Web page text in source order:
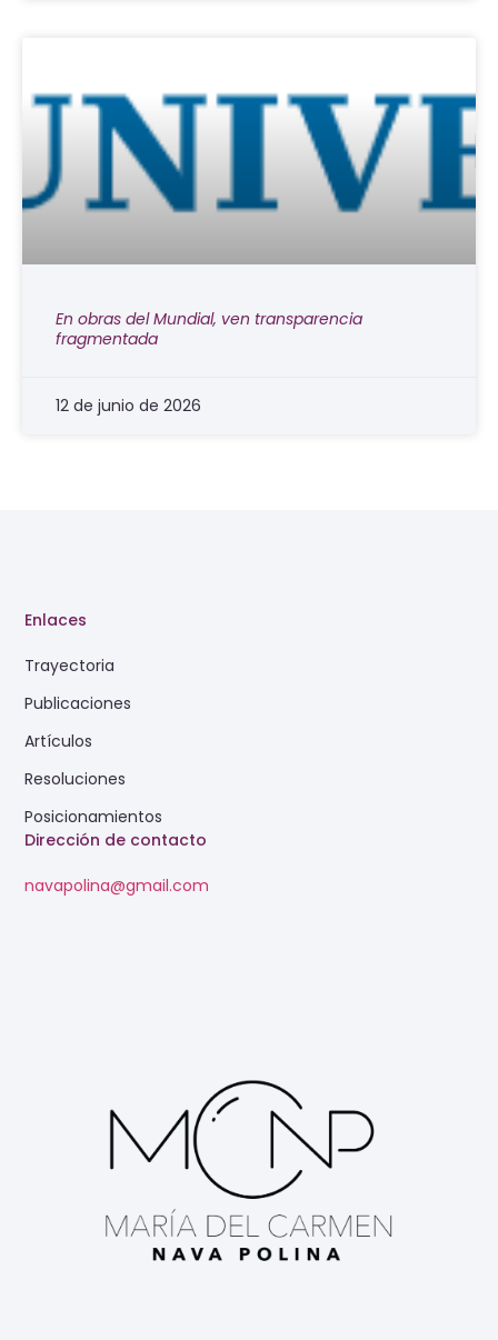
En obras del Mundial, ven transparencia
fragmentada
12 de junio de 2026
Dirección de contacto
navapolina@gmail.com
Enlaces
Trayectoria
Publicaciones
Artículos
Resoluciones
Posicionamientos